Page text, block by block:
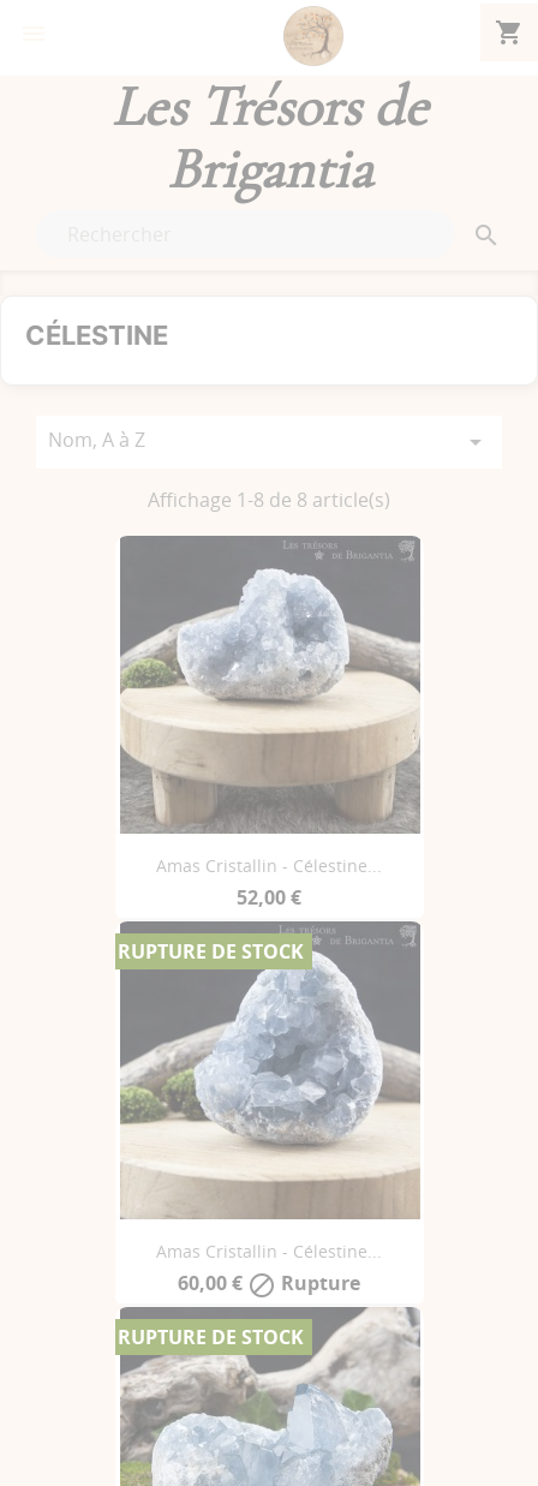
shopping_cart
Les Trésors de
Brigantia

CÉLESTINE
Nom, A à Z 
Affichage 1-8 de 8 article(s)
Amas Cristallin - Célestine...
52,00 €
Amas Cristallin - Célestine...
60,00 €  Rupture
RUPTURE DE STOCK
RUPTURE DE STOCK